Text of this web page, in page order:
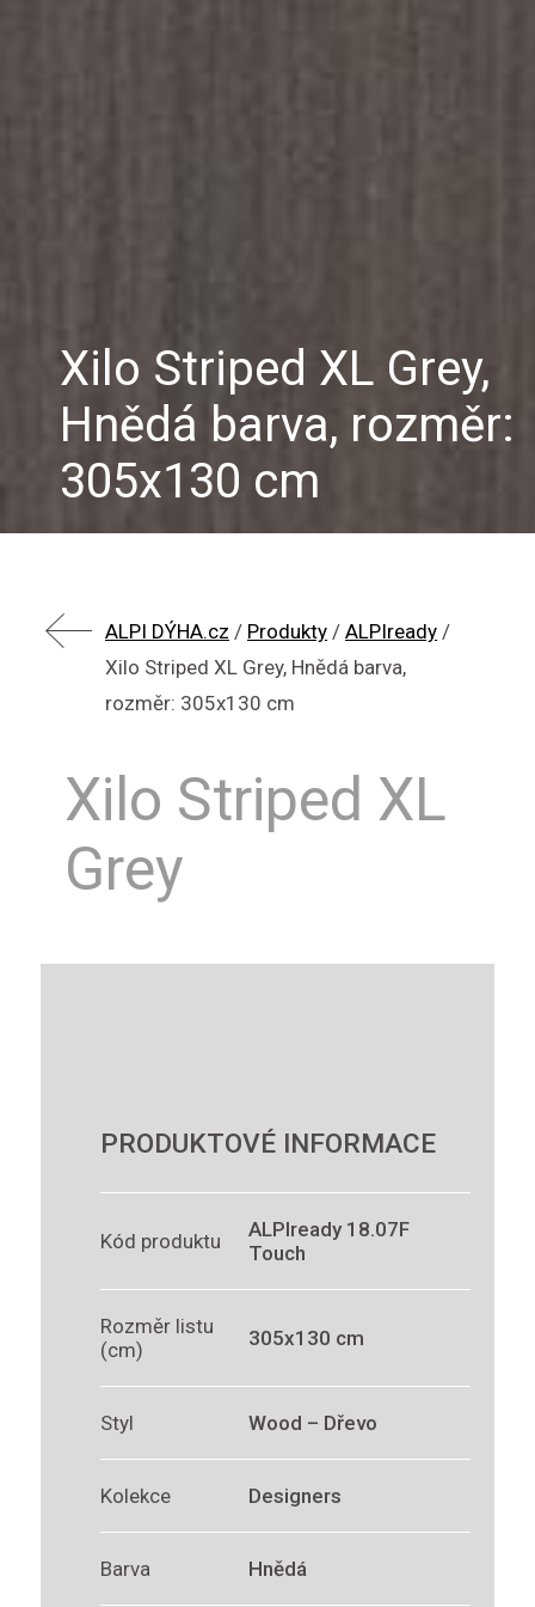
Xilo Striped XL Grey,
Hnědá barva, rozměr:
305x130 cm
ALPI DÝHA.cz / Produkty / ALPIready /
Xilo Striped XL Grey, Hnědá barva,
rozměr: 305x130 cm
Xilo Striped XL
Grey
PRODUKTOVÉ INFORMACE
Kód produktu
ALPIready 18.07F
Touch
Rozměr listu
(cm)
305x130 cm
Styl Wood – Dřevo
Kolekce Designers
Barva Hnědá